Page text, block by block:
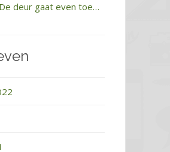
De deur gaat even toe…